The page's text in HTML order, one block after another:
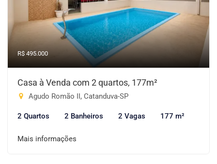
R$ 495.000
Casa à Venda com 2 quartos, 177m²
Agudo Romão II, Catanduva-SP
2 Quartos 2 Banheiros 2 Vagas 177 m²
Mais informações